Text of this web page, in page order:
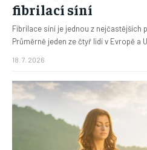
fibrilací síní
Fibrilace síní je jednou z nejčastějších
Průměrně jeden ze čtyř lidí v Evropě a
18. 7. 2026